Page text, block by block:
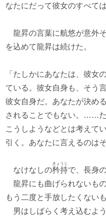
なたにだって彼女のすべて
龍昇の言葉に航悠が意外
を込めて龍昇は続けた。
「たしかにあなたは、彼女
ている。彼女自身も、そう
彼女自身だ。あなたが決め
されることでもない。……
こうしようなどとは考えて
引く。あなたに言えるのは
なけなしの矜持
きょうじ
で、長身
龍昇にも曲げられないも
もう二度と手放したくないも
男はしばらく考え込むよ